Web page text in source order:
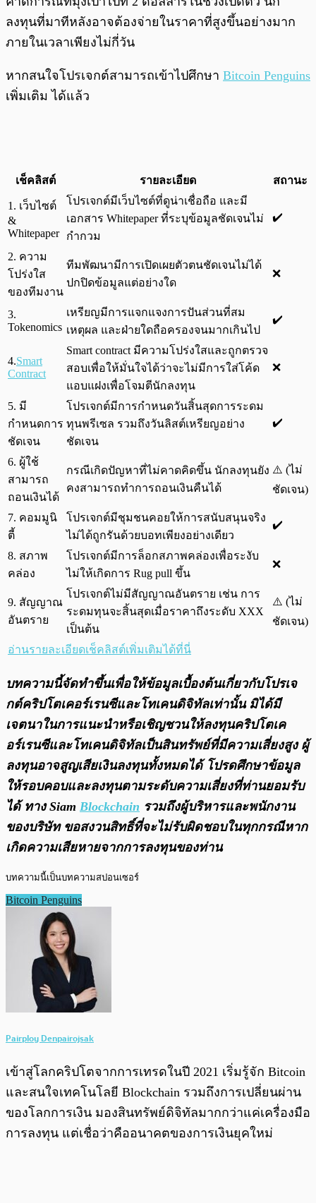
ลงทุนที่มาทีหลังอาจต้องจ่ายในราคาที่สูงขึ้นอย่างมาก
ภายในเวลาเพียงไม่กี่วัน
หากสนใจโปรเจกต์สามารถเข้าไปศึกษา Bitcoin Penguins
เพิ่มเติม ได้แล้ว
เช็คลิสต์ รายละเอียด สถานะ
1. เว็บไซต์
&
Whitepaper
โปรเจกต์มีเว็บไซต์ที่ดูน่าเชื่อถือ และมี
เอกสาร Whitepaper ที่ระบุข้อมูลชัดเจนไม่
กำกวม
✔️
2. ความ
โปร่งใส
ของทีมงาน
ทีมพัฒนามีการเปิดเผยตัวตนชัดเจนไม่ได้
ปกปิดข้อมูลแต่อย่างใด
❌
3.
Tokenomics
เหรียญมีการแจกแจงการปันส่วนที่สม
เหตุผล และฝ่ายใดถือครองจนมากเกินไป
✔️
4.Smart
Contract
Smart contract มีความโปร่งใสและถูกตรวจ
สอบเพื่อให้มั่นใจได้ว่าจะไม่มีการใส่โค้ด
แอบแฝงเพื่อโจมตีนักลงทุน
❌
5. มี
กำหนดการ
ชัดเจน
โปรเจกต์มีการกำหนดวันสิ้นสุดการระดม
ทุนพรีเซล รวมถึงวันลิสต์เหรียญอย่าง
ชัดเจน
✔️
6. ผู้ใช้
สามารถ
ถอนเงินได้
กรณีเกิดปัญหาที่ไม่คาดคิดขึ้น นักลงทุนยัง
คงสามารถทำการถอนเงินคืนได้
⚠️ (ไม่
ชัดเจน)
7. คอมมูนิ
ตี้
โปรเจกต์มีชุมชนคอยให้การสนับสนุนจริง
ไม่ได้ถูกรันด้วยบอทเพียงอย่างเดียว
✔️
8. สภาพ
คล่อง
โปรเจกต์มีการล็อกสภาพคล่องเพื่อระงับ
ไม่ให้เกิดการ Rug pull ขึ้น
❌
9. สัญญาณ
อันตราย
โปรเจกต์ไม่มีสัญญาณอันตราย เช่น การ
ระดมทุนจะสิ้นสุดเมื่อราคาถึงระดับ XXX
เป็นต้น
⚠️ (ไม่
ชัดเจน)
อ่านรายละเอียดเช็คลิสต์เพิ่มเติมได้ที่นี่
บทความนี้จัดทำขึ้นเพื่อให้ข้อมูลเบื้องต้นเกี่ยวกับโปรเจ
กต์คริปโตเคอร์เรนซีและโทเคนดิจิทัลเท่านั้น มิได้มี
เจตนาในการแนะนำหรือเชิญชวนให้ลงทุนคริปโตเค
อร์เรนซีและโทเคนดิจิทัลเป็นสินทรัพย์ที่มีความเสี่ยงสูง ผู้
ลงทุนอาจสูญเสียเงินลงทุนทั้งหมดได้ โปรดศึกษาข้อมูล
ให้รอบคอบและลงทุนตามระดับความเสี่ยงที่ท่านยอมรับ
ได้ ทาง Siam Blockchain รวมถึงผู้บริหารและพนักงาน
ของบริษัท ขอสงวนสิทธิ์ที่จะไม่รับผิดชอบในทุกกรณีหาก
เกิดความเสียหายจากการลงทุนของท่าน
บทความนี้เป็นบทความสปอนเซอร์
Bitcoin Penguins
Pairploy Denpairojsak
เข้าสู่โลกคริปโตจากการเทรดในปี 2021 เริ่มรู้จัก Bitcoin
และสนใจเทคโนโลยี Blockchain รวมถึงการเปลี่ยนผ่าน
ของโลกการเงิน มองสินทรัพย์ดิจิทัลมากกว่าแค่เครื่องมือ
การลงทุน แต่เชื่อว่าคืออนาคตของการเงินยุคใหม่